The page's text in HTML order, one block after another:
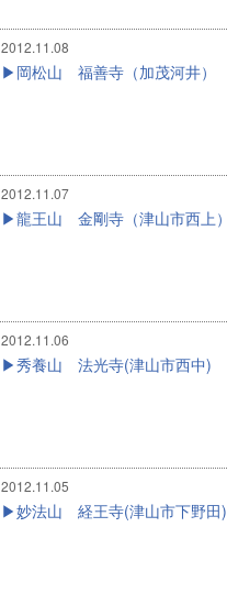
2012.11.08
岡松山 福善寺（加茂河井）
2012.11.07
龍王山 金剛寺（津山市西上）
2012.11.06
秀養山 法光寺(津山市西中)
2012.11.05
妙法山 経王寺(津山市下野田)